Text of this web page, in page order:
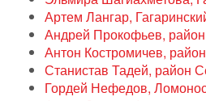
Артем Лангар,
Андрей Прокофьев,
Антон Костромичев,
Станистав Тадей, район
Гордей Нефедов,